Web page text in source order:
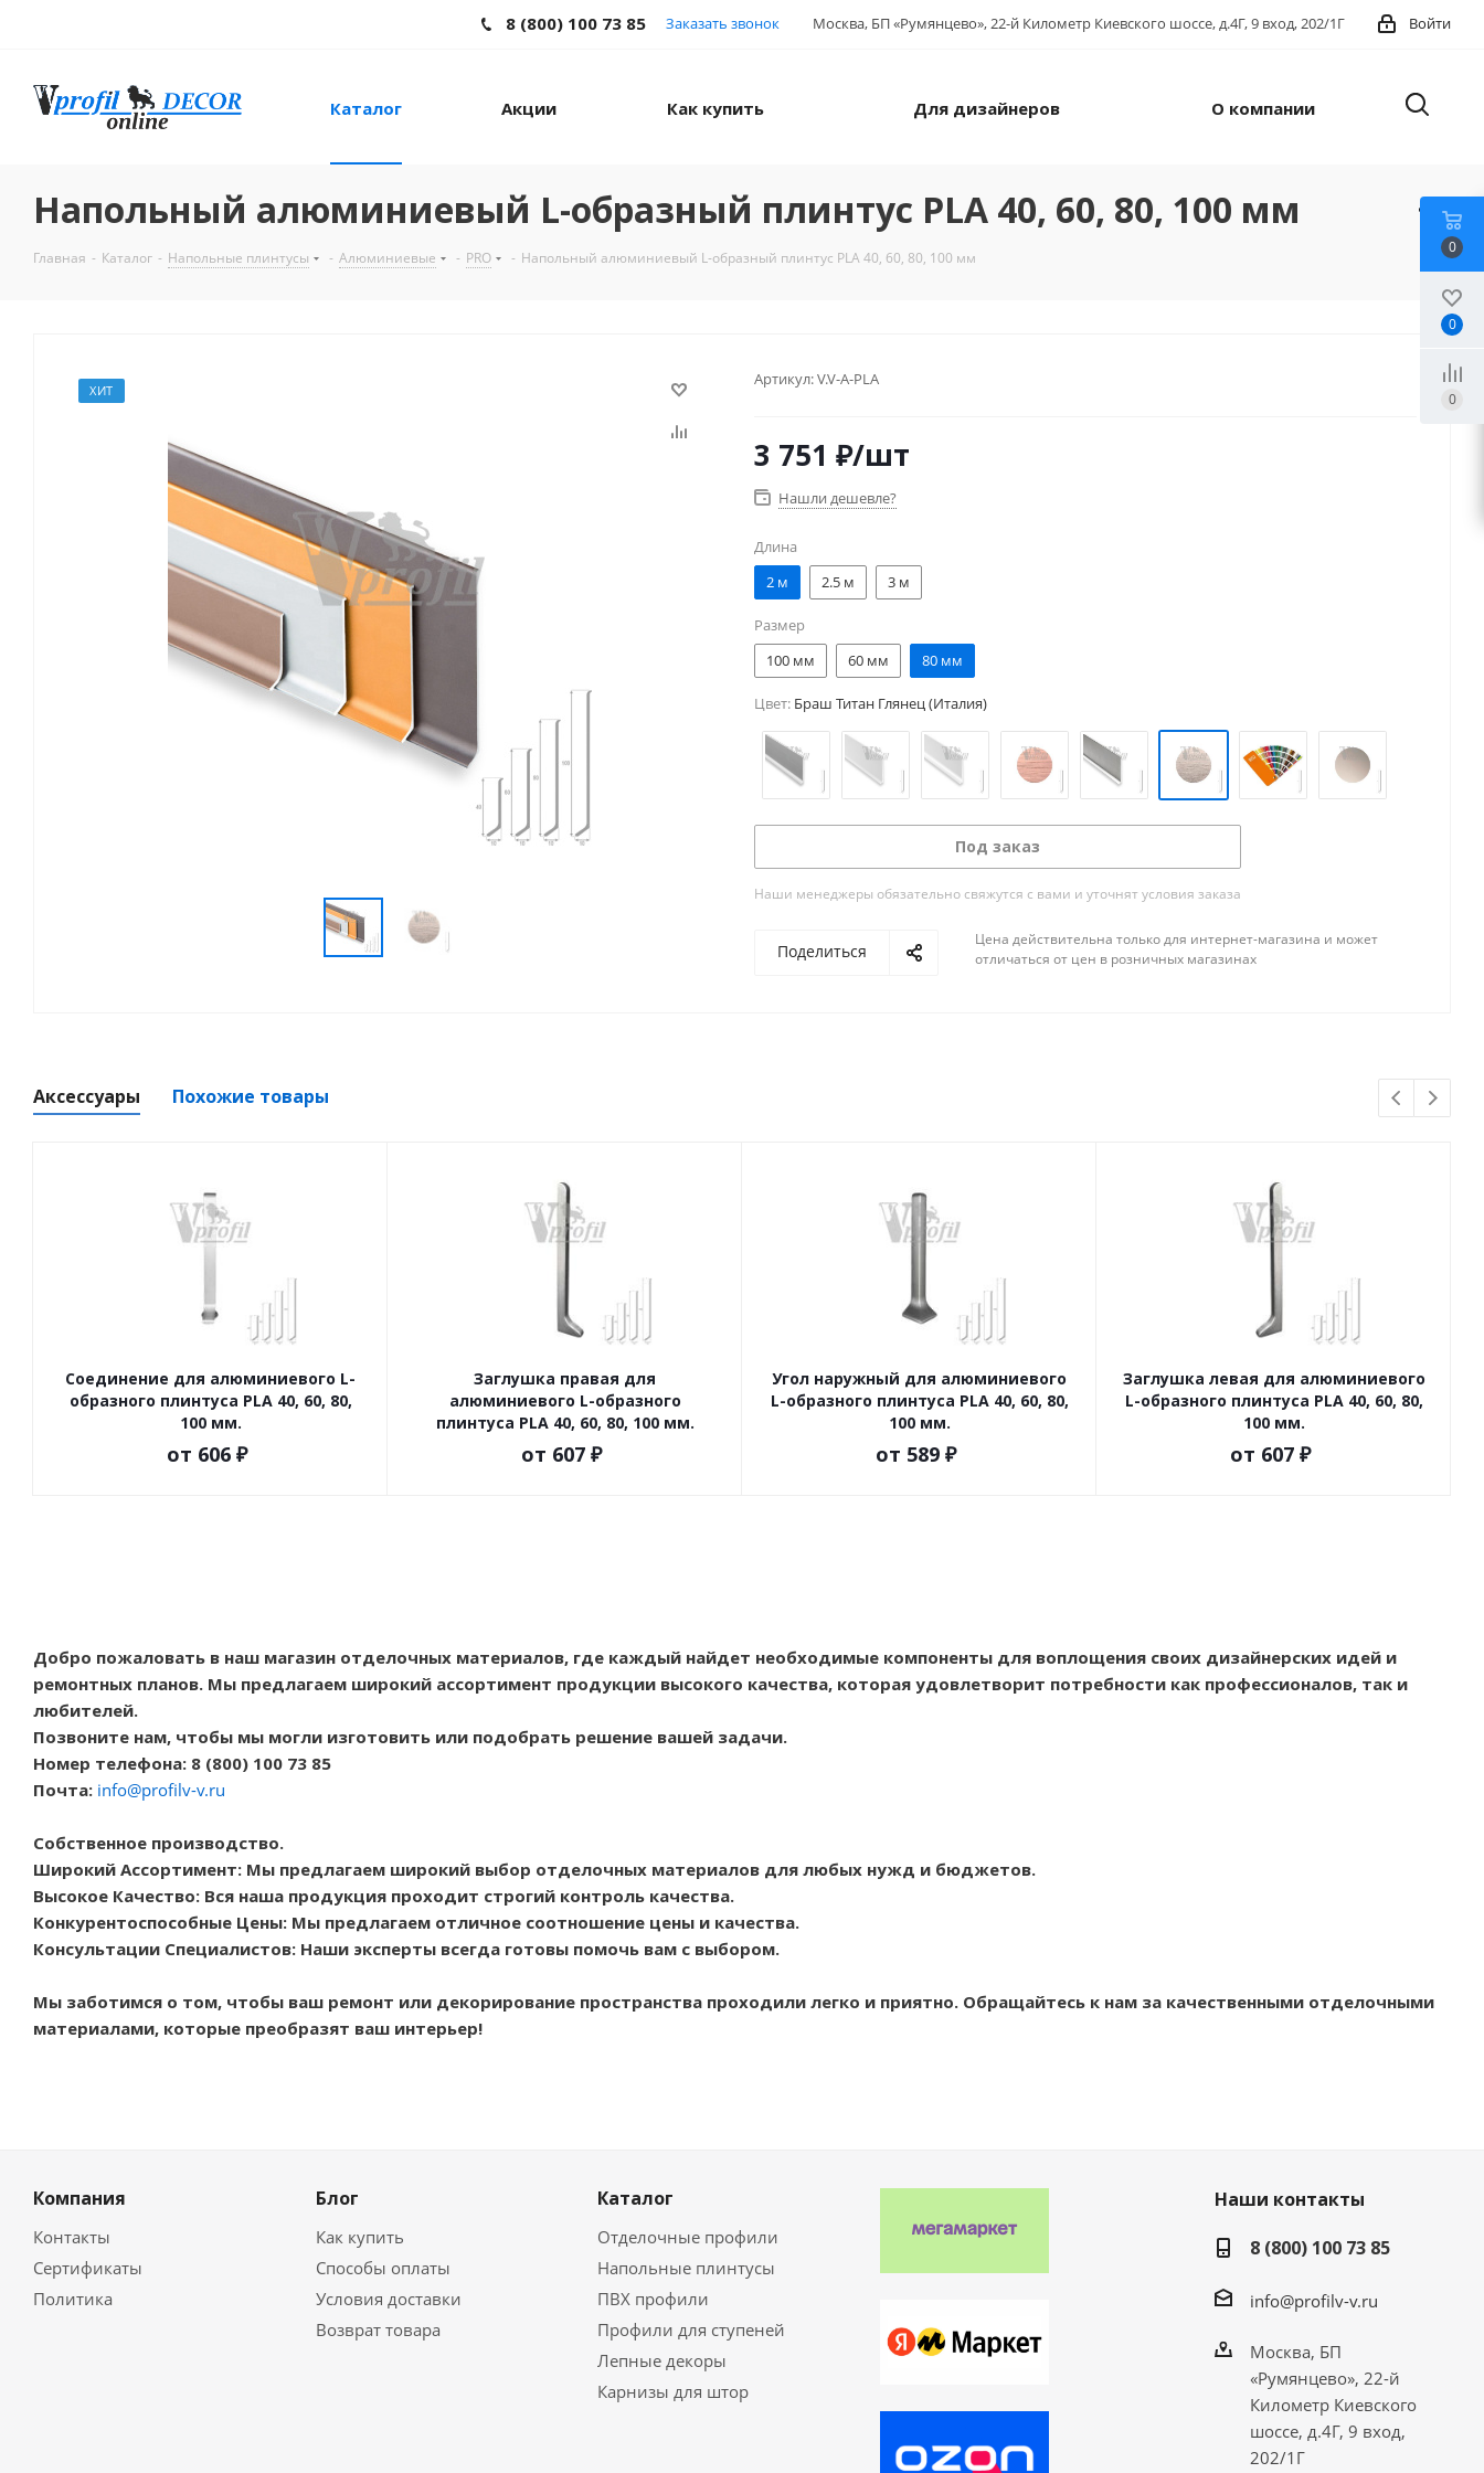
Войти
Москва, БП «Румянцево», 22-й Километр Киевского шоссе, д.4Г, 9 вход, 202/1Г
8 (800) 100 73 85 Заказать звонок
Каталог Акции Как купить Для дизайнеров О компании
Напольный алюминиевый L-образный плинтус PLA 40, 60, 80, 100 мм
Главная - Каталог - Напольные плинтусы - Алюминиевые - PRO - Напольный алюминиевый L-образный плинтус PLA 40, 60, 80, 100 мм
ХИТ
Артикул:V.V-A-PLA
3 751 ₽/шт
Нашли дешевле?
Длина
2 м
2.5 м 3 м
Размер
100 мм
60 мм 80 мм
Цвет: Браш Титан Глянец (Италия)
Под заказ
Наши менеджеры обязательно свяжутся с вами и уточнят условия заказа
Поделиться
Цена действительна только для интернет-магазина и может
отличаться от цен в розничных магазинах
Аксессуары Похожие товары
Соединение для алюминиевого L-
образного плинтуса PLA 40, 60, 80,
100 мм.
от 606 ₽
Заглушка правая для
алюминиевого L-образного
плинтуса PLA 40, 60, 80, 100 мм.
от 607 ₽
Угол наружный для алюминиевого
L-образного плинтуса PLA 40, 60, 80,
100 мм.
от 589 ₽
Заглушка левая для алюминиевого
L-образного плинтуса PLA 40, 60, 80,
100 мм.
от 607 ₽
Добро пожаловать в наш магазин отделочных материалов, где каждый найдет необходимые компоненты для воплощения своих дизайнерских идей и
ремонтных планов. Мы предлагаем широкий ассортимент продукции высокого качества, которая удовлетворит потребности как профессионалов, так и
любителей.
Позвоните нам, чтобы мы могли изготовить или подобрать решение вашей задачи.
Номер телефона: 8 (800) 100 73 85
Почта: info@profilv-v.ru
Собственное производство.
Широкий Ассортимент: Мы предлагаем широкий выбор отделочных материалов для любых нужд и бюджетов.
Высокое Качество: Вся наша продукция проходит строгий контроль качества.
Конкурентоспособные Цены: Мы предлагаем отличное соотношение цены и качества.
Консультации Специалистов: Наши эксперты всегда готовы помочь вам с выбором.
Мы заботимся о том, чтобы ваш ремонт или декорирование пространства проходили легко и приятно. Обращайтесь к нам за качественными отделочными
материалами, которые преобразят ваш интерьер!
Компания
Контакты
Сертификаты
Политика
Блог
Как купить
Способы оплаты
Условия доставки
Возврат товара
Каталог
Отделочные профили
Напольные плинтусы
ПВХ профили
Профили для ступеней
Лепные декоры
Карнизы для штор
Наши контакты
8 (800) 100 73 85
info@profilv-v.ru
Москва, БП
«Румянцево», 22-й
Километр Киевского
шоссе, д.4Г, 9 вход,
202/1Г
0
0
0